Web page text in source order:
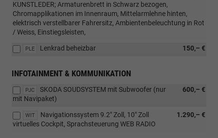
KUNSTLEDER; Armaturenbrett in Schwarz bezogen,
Chromapplikationen im Innenraum, Mittelarmlehne hinten,
elektrisch verstellbarer Fahrersitz, Ambientenbeleuchtung in Rot
/ Weiss, Einstiegsleisten,
PLE 150,– €
Lenkrad beheizbar
INFOTAINMENT & KOMMUNIKATION
PJC 600,– €
SKODA SOUDSYSTEM mit Subwoofer (nur
mit Navipaket)
WIT 1.290,– €
Navigationssystem 9.2" Zoll, 10" Zoll
virtuelles Cockpit, Sprachsteuerung WEB RADIO